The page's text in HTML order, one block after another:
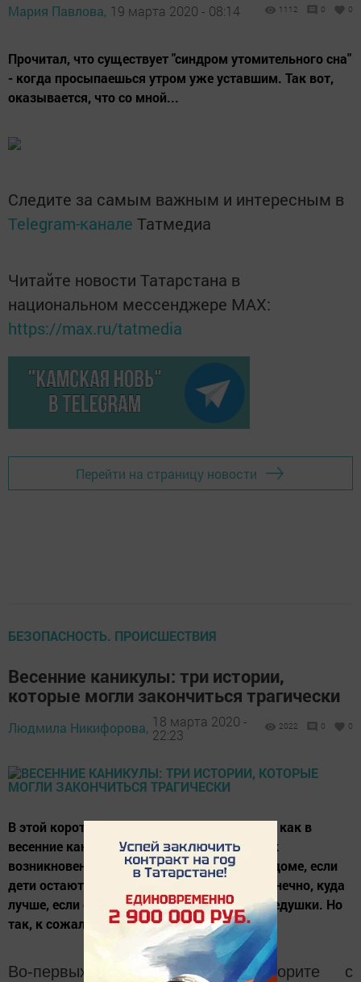
Мария Павлова, 19 марта 2020 - 08:14 1112 0 0
Прочитал, что существует "синдром утомительного сна"
- когда просыпаешься утром уже уставшим. Так вот,
оказывается, что со мной...
Следите за самым важным и интересным в
Telegram-канале Татмедиа
Читайте новости Татарстана в
национальном мессенджере MАХ:
https://max.ru/tatmedia
Перейти на страницу новости
БЕЗОПАСНОСТЬ. ПРОИСШЕСТВИЯ
Весенние каникулы: три истории,
которые могли закончиться трагически
Людмила Никифорова, 18 марта 2020 -
22:23
2022 0 0
В этой короткой статье дается ряд советов, как в
весенние каникулы свести к минимуму риск
возникновения ЧП в вашей квартире или в доме, если
дети остаются без присмотра взрослых. Конечно, куда
лучше, если с ними рядом будут бабушки-дедушки. Но
так, к сожалению, бывает не всегда.
Во-первых, обязательно поговорите с